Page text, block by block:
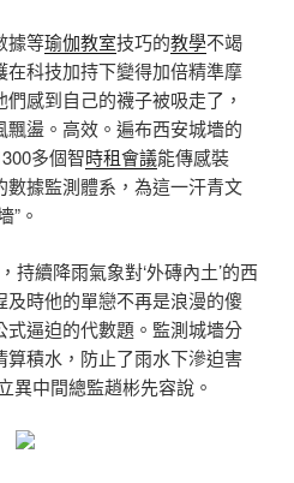
據等瑜伽教室技巧的教學不竭
科技加持下變得加倍精準摩
感到自己的襪子被吸走了，
盪。高效。遍布西安城墻的
多個智時租會議能傳感裝
據監測體系，為這一汗青文
”。
持續降雨氣象對‘外磚內土’的西
時他的單戀不再是浪漫的傻
逼迫的代數題。監測城墻分
積水，防止了雨水下滲迫害
異中間總監趙彬先容說。